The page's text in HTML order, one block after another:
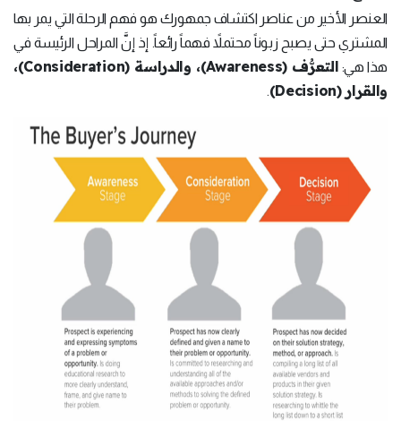
العنصر الأخير من عناصر اكتشاف جمهورك هو فهم الرحلة التي يمر بها
المشتري حتى يصبح زبوناً محتملاً فهماً رائعاً. إذ إنَّ المراحل الرئيسة في
هذا هي: التعرُّف (Awareness)، والدراسة (Consideration)،
والقرار (Decision
)
.